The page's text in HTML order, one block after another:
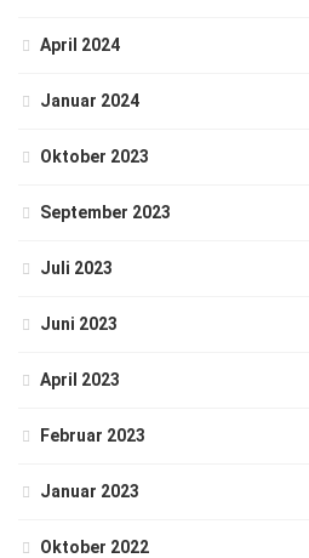
April 2024
Januar 2024
Oktober 2023
September 2023
Juli 2023
Juni 2023
April 2023
Februar 2023
Januar 2023
Oktober 2022